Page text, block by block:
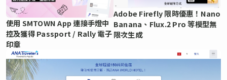
使用 SMTOWN App 連接手燈中
控及獲得 Passport / Rally 電子
印章
Adobe Firefly 限時優惠！Nano
Banana、Flux.2 Pro 等模型無
限次生成